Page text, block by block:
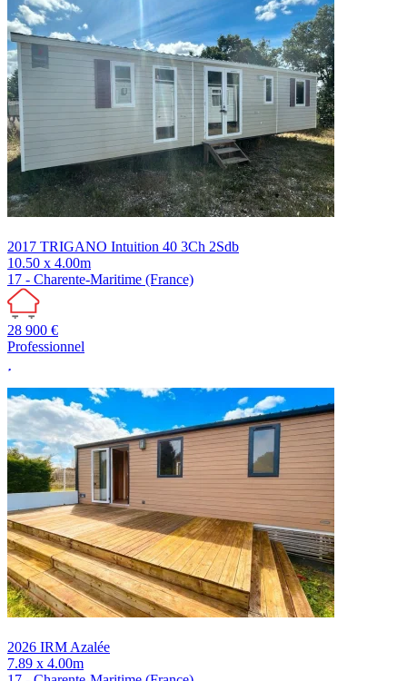
2017 TRIGANO Intuition 40 3Ch 2Sdb
10.50 x 4.00m
17 - Charente-Maritime (France)
28 900 €
Professionnel
2026 IRM Azalée
7.89 x 4.00m